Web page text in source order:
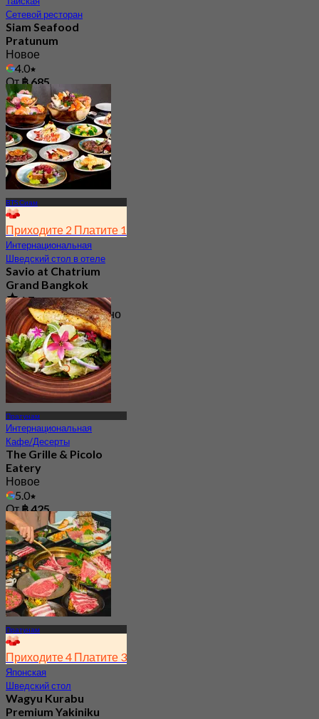
Сетевой ресторан
Siam Seafood
Pratunum
Новое
4.0
От฿ 685
BTS Сиам
Приходите 2 Платите 1
Интернациональная
Шведский стол в отеле
Savio at Chatrium
Grand Bangkok
4.7
17.1K Забронировано
От฿ 495
Пратунам
Интернациональная
Кафе/Десерты
The Grille & Picolo
Eatery
Новое
5.0
От฿ 425
Пратунам
Приходите 4 Платите 3
Японская
Шведский стол
Wagyu Kurabu
Premium Yakiniku